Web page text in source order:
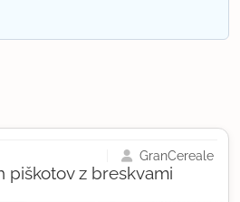
piškotov z breskvami
GranCereale